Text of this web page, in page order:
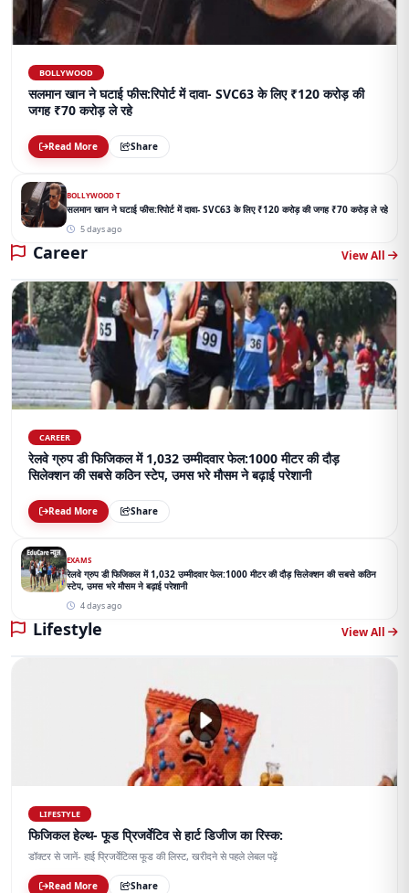
BOLLYWOOD
सलमान खान ने घटाई फीस:रिपोर्ट में दावा- SVC63 के लिए ₹120 करोड़ की
जगह ₹70 करोड़ ले रहे
Read More Share
BOLLYWOOD T
सलमान खान ने घटाई फीस:रिपोर्ट में दावा- SVC63 के लिए ₹120 करोड़ की जगह ₹70 करोड़ ले रहे
5 days ago
Career View All
CAREER
रेलवे ग्रुप डी फिजिकल में 1,032 उम्मीदवार फेल:1000 मीटर की दौड़
सिलेक्शन की सबसे कठिन स्टेप, उमस भरे मौसम ने बढ़ाई परेशानी
Read More Share
EXAMS
रेलवे ग्रुप डी फिजिकल में 1,032 उम्मीदवार फेल:1000 मीटर की दौड़ सिलेक्शन की सबसे कठिन
स्टेप, उमस भरे मौसम ने बढ़ाई परेशानी
4 days ago
Lifestyle View All
LIFESTYLE
फिजिकल हेल्थ- फूड प्रिजर्वेटिव से हार्ट डिजीज का रिस्क:
डॉक्टर से जानें- हाई प्रिजर्वेटिव्स फूड की लिस्ट, खरीदने से पहले लेबल पढ़ें
Read More Share